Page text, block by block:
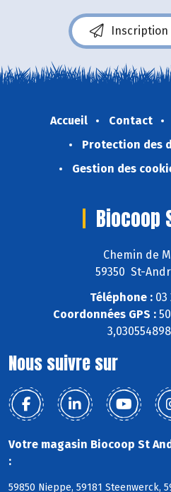
Accueil Contact
Protection des
Gestion des
Biocoop
Chemin de
59350 St-
Téléphone :03
Coordonnées GPS :
Nous suivre sur
Votre magasin Biocoop St
:
59850 Nieppe, 59181 Steenwerck,